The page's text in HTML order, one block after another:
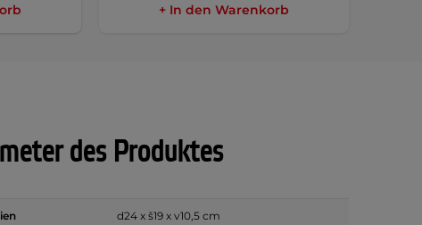
+ In den Warenkorb
des Produktes
d24 x š19 x v10,5 cm